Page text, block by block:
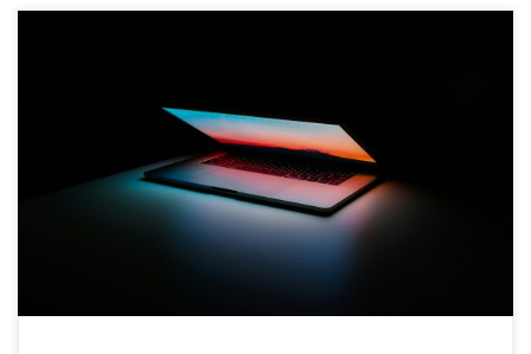
S koncem dubna jsme ukončili projekt „DIGI-IMPACT –
Transformace organizace EUROTOPIA.CZ, o.p.s. v oblasti
digitalizace“, který podpořila Nadace OSF v rámci
programu